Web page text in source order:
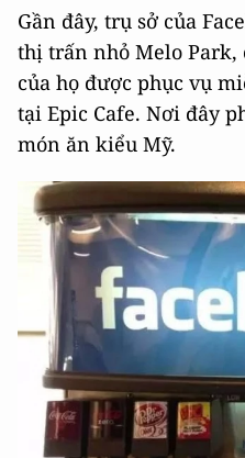
Gần đây, trụ sở của
thị trấn nhỏ Melo
của họ được phục vụ
tại Epic Cafe. Nơi đây
món ăn kiểu Mỹ.